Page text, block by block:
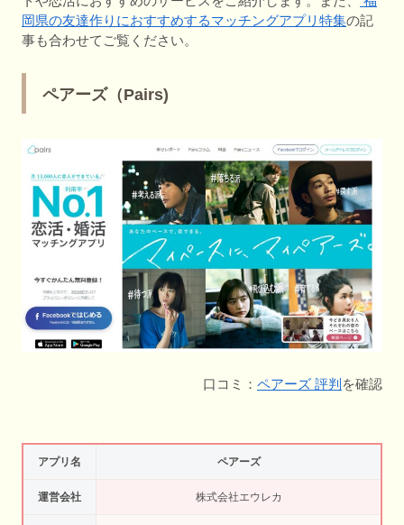
岡県の友達作りにおすすめするマッチングアプリ特集の記
事も合わせてご覧ください。
ペアーズ（Pairs)
口コミ： ペアーズ 評判 を確認
アプリ名 ペアーズ
運営会社 株式会社エウレカ